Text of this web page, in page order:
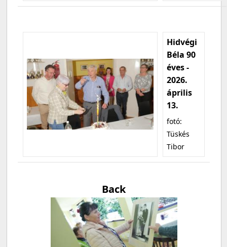
Hidvégi
Béla 90
éves -
2026.
április
13.
fotó:
Tüskés
Tibor
Back